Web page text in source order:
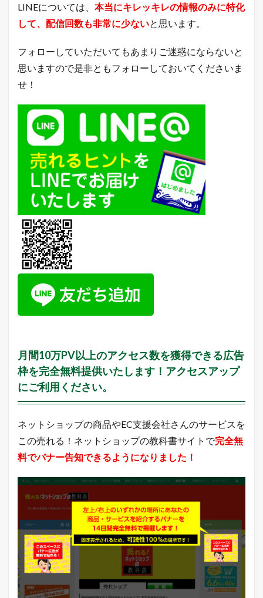
次
売
上
本
日
ま
で
釣
果
｜
月
次
売
上
5
年
商
1
0
億
円
の
め
の
達
成
率
（
目
標
商
：
8
,
0
万
円
）
6
今
月
の
要
LINEについては、 本当にキレッキレの情報のみに特化
して、配信回数も非常に少ないと思います。
フォローしていただいてもあまりご迷惑にならないと
思いますので是非ともフォローしておいてくださいま
せ！
月間10万PV以上のアクセス数を獲得できる広告
枠を完全無料提供いたします！アクセスアップ
にご利用ください。
ネットショップの商品やEC支援会社さんのサービスを
この売れる！ネットショップの教科書サイトで完全無
料でバナー告知できるようになりました！